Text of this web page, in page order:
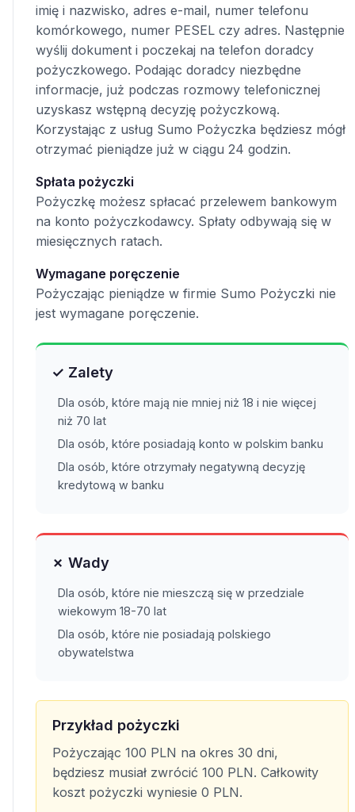
imię i nazwisko, adres e-mail, numer telefonu
komórkowego, numer PESEL czy adres. Następnie
wyślij dokument i poczekaj na telefon doradcy
pożyczkowego. Podając doradcy niezbędne
informacje, już podczas rozmowy telefonicznej
uzyskasz wstępną decyzję pożyczkową.
Korzystając z usług Sumo Pożyczka będziesz mógł
otrzymać pieniądze już w ciągu 24 godzin.
Spłata pożyczki
Pożyczkę możesz spłacać przelewem bankowym
na konto pożyczkodawcy. Spłaty odbywają się w
miesięcznych ratach.
Wymagane poręczenie
Pożyczając pieniądze w firmie Sumo Pożyczki nie
jest wymagane poręczenie.
✓ Zalety
Dla osób, które mają nie mniej niż 18 i nie więcej
niż 70 lat
Dla osób, które posiadają konto w polskim banku
Dla osób, które otrzymały negatywną decyzję
kredytową w banku
✗ Wady
Dla osób, które nie mieszczą się w przedziale
wiekowym 18-70 lat
Dla osób, które nie posiadają polskiego
obywatelstwa
Przykład pożyczki
Pożyczając 100 PLN na okres 30 dni,
będziesz musiał zwrócić 100 PLN. Całkowity
koszt pożyczki wyniesie 0 PLN.